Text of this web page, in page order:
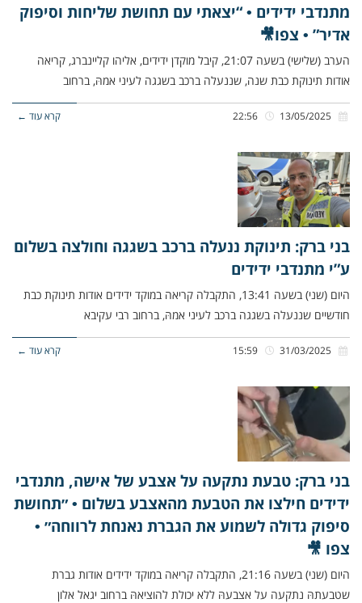
מתנדבי ידידים • “יצאתי עם תחושת שליחות וסיפוק
אדיר” • צפו🎥
הערב (שלישי) בשעה 21:07, קיבל מוקדן ידידים, אליהו קליינברג, קריאה
אודות תינוקת כבת שנה, שננעלה ברכב בשגגה לעיני אמהּ, ברחוב
קרא עוד ←
בני ברק: תינוקת ננעלה ברכב בשגגה וחולצה בשלום
ע”י מתנדבי ידידים
היום (שני) בשעה 13:41, התקבלה קריאה במוקד ידידים אודות תינוקת כבת
חודשיים שננעלה בשגגה ברכב לעיני אמהּ, ברחוב רבי עקיבא
קרא עוד ←
בני ברק: טבעת נתקעה על אצבע של אישה, מתנדבי
ידידים חילצו את הטבעת מהאצבע בשלום • ״תחושת
סיפוק גדולה לשמוע את הגברת נאנחת לרווחה״ •
צפו 🎥
היום (שני) בשעה 21:16, התקבלה קריאה במוקד ידידים אודות גברת
שטבעתהּ נתקעה על אצבעהּ ללא יכולת להוציאהּ ברחוב יגאל אלון